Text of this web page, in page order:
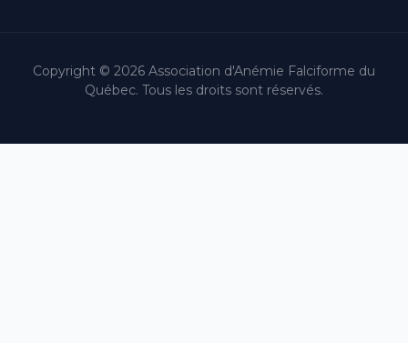
Copyright © 2026 Association d'Anémie Falciforme du
Québec. Tous les droits sont réservés.